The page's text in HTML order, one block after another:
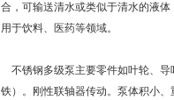
合，可输送清水或类似于清水的液
用于饮料、医药等领域。
不锈钢多级泵主要零件如叶轮、
铁）。刚性联轴器传动。泵体积小、